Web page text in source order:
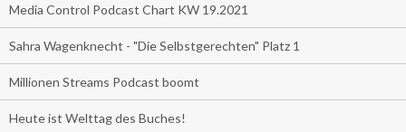
Media Control Podcast Chart KW 19.2021
Sahra Wagenknecht - "Die Selbstgerechten" Platz 1
Millionen Streams Podcast boomt
Heute ist Welttag des Buches!